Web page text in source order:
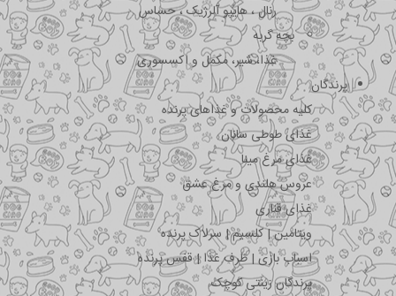
رنال ، هایپو آلرژیک ، حساس
بچه گربه
غذا، شیر، مکمل و اکسسوری
پرندگان
کلیه محصولات و غذاهای پرنده
غذای طوطی سانان
غذای مرغ مینا
عروس هلندی و مرغ عشق
غذای قناری
ویتامین | کلسیم | سرلاک پرنده
اسباب بازی | ظرف غذا | قفس پرنده
پرندگان زینتی کوچک